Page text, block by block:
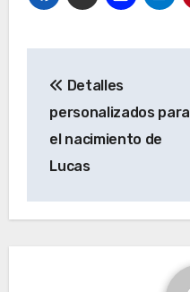
de
entradas
Detalles
personalizados para
el nacimiento de
Lucas